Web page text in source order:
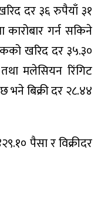
दर ३६ रुपैयाँ ३१
कारोबार गर्न सकिने
खरिद दर ३५.३०
मलेसियन रिंगिट
बिक्री दर २८.४४
पैसा र विक्रीदर